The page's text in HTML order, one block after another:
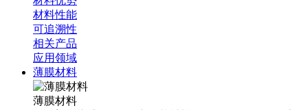
材料性能
可追溯性
相关产品
应用领域
薄膜材料
薄膜材料